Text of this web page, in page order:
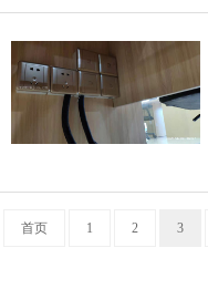
首页 1 2 3